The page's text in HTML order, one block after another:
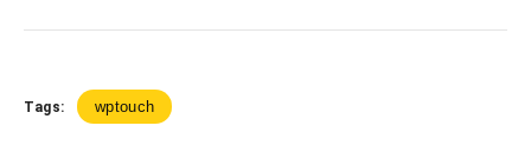
Tags: wptouch